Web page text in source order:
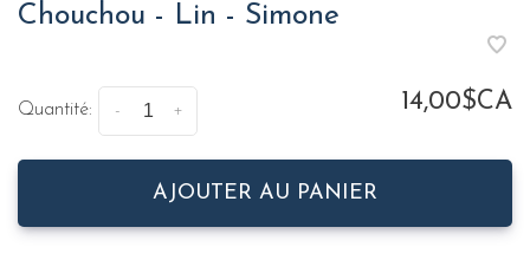
Chouchou - Lin - Simone
Quantité: +
- 14,00$CA
AJOUTER AU PANIER